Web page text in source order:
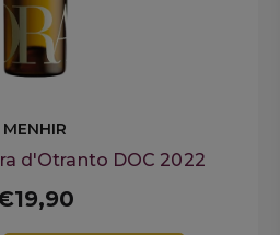
MENHIR
d'Otranto DOC 2022